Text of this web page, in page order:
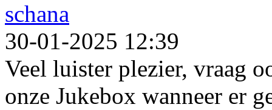
schana
30-01-2025 12:39
Veel luister plezier, vraag
onze Jukebox wanneer er